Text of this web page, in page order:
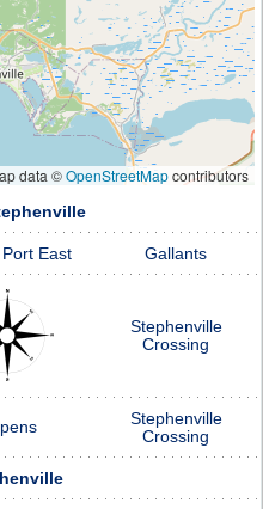
data ©OpenStreetMapcontributors
East Gallants
Stephenville
Crossing
Stephenville
Crossing